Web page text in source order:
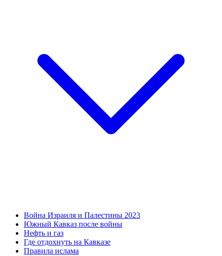
Война Израиля и Палестины 2023
Южный Кавказ после войны
Нефть и газ
Где отдохнуть на Кавказе
Правила ислама